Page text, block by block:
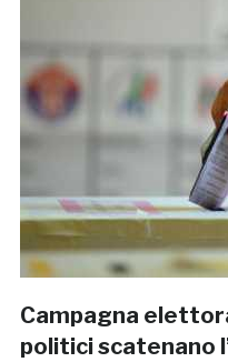
Campagna
politici scatenano